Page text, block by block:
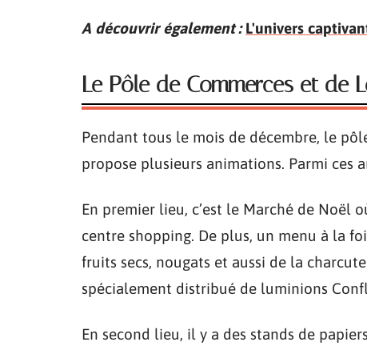
A découvrir également : L'univers
Le Pôle de Commerces et de
Pendant tous le mois de décembre, le
propose plusieurs animations. Parmi ces
En premier lieu, c’est le Marché de Noël
centre shopping. De plus, un menu à la
fruits secs, nougats et aussi de la
spécialement distribué de luminions
En second lieu, il y a des stands de